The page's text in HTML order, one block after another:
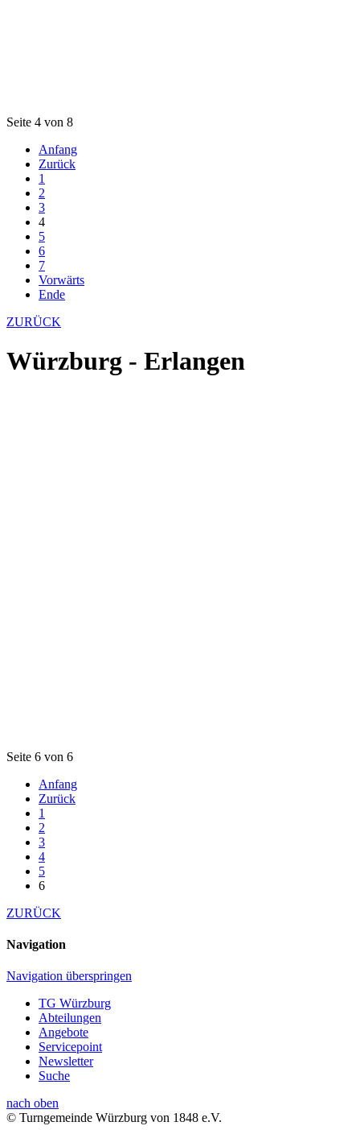
Seite 4 von 8
Anfang
Zurück
1
2
3
4
5
6
7
Vorwärts
Ende
ZURÜCK
Würzburg - Erlangen
Seite 6 von 6
Anfang
Zurück
1
2
3
4
5
6
ZURÜCK
Navigation
Navigation überspringen
TG Würzburg
Abteilungen
Angebote
Servicepoint
Newsletter
Suche
nach oben
© Turngemeinde Würzburg von 1848 e.V.